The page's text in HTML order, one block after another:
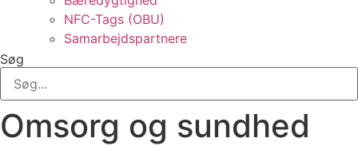
NFC-Tags (OBU)
Samarbejdspartnere
Søg
Omsorg og sundhed